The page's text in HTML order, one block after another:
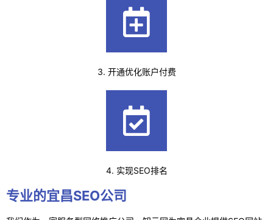
3. 开通优化账户付费
4. 实现SEO排名
专业的宜昌SEO公司